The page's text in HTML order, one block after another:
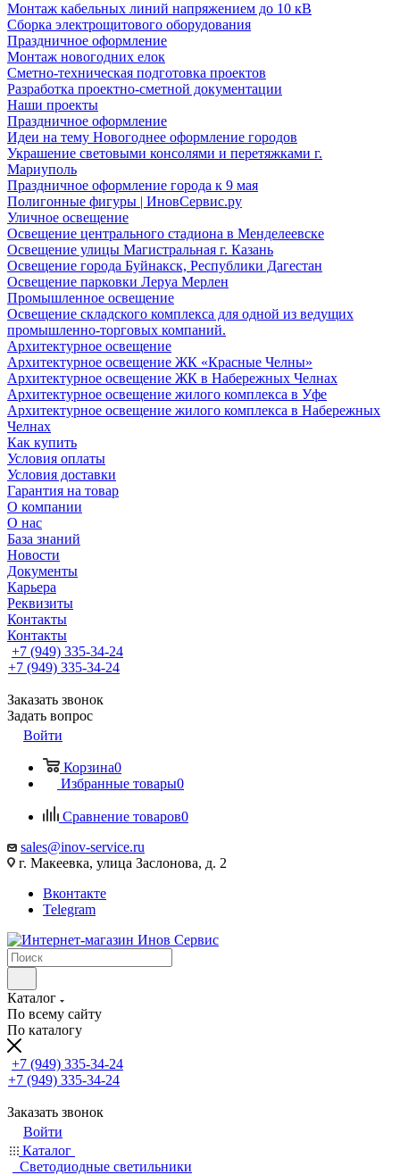
Монтаж кабельных линий напряжением до 10 кВ
Сборка электрощитового оборудования
Праздничное оформление
Монтаж новогодних елок
Сметно-техническая подготовка проектов
Разработка проектно-сметной документации
Наши проекты
Праздничное оформление
Идеи на тему Новогоднее оформление городов
Украшение световыми консолями и перетяжками г.
Мариуполь
Праздничное оформление города к 9 мая
Полигонные фигуры | ИновСервис.ру
Уличное освещение
Освещение центрального стадиона в Менделеевске
Освещение улицы Магистральная г. Казань
Освещение города Буйнакск, Республики Дагестан
Освещение парковки Леруа Мерлен
Промышленное освещение
Освещение складского комплекса для одной из ведущих
промышленно-торговых компаний.
Архитектурное освещение
Архитектурное освещение ЖК «Красные Челны»
Архитектурное освещение ЖК в Набережных Челнах
Архитектурное освещение жилого комплекса в Уфе
Архитектурное освещение жилого комплекса в Набережных
Челнах
Как купить
Условия оплаты
Условия доставки
Гарантия на товар
О компании
О нас
База знаний
Новости
Документы
Карьера
Реквизиты
Контакты
Контакты
+7 (949) 335-34-24
+7 (949) 335-34-24
Заказать звонок
Задать вопрос
Войти
Корзина0
Избранные товары0
Сравнение товаров0
sales@inov-service.ru
г. Макеевка, улица Заслонова, д. 2
Вконтакте
Telegram
Каталог
По всему сайту
По каталогу
+7 (949) 335-34-24
+7 (949) 335-34-24
Заказать звонок
Войти
Каталог
Светодиодные светильники